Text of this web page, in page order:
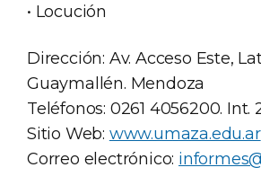
• Locución
Dirección: Av. Acceso Este,
Guaymallén. Mendoza
Teléfonos: 0261 4056200. Int.
Sitio Web: www.umaza.edu.ar
Correo electrónico: